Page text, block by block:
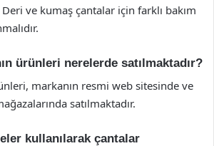
Deri ve kumaş çantalar için farklı bakım
ürünleri nerelerde satılmaktadır?
markanın resmi web sitesinde ve
satılmaktadır.
kullanılarak çantalar